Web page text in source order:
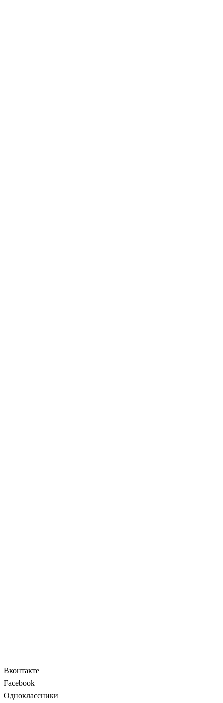
Вконтакте
Facebook
Одноклассники